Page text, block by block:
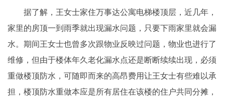
据了解，王女士家住万事达公寓电梯楼顶层，近几年，
家里的房顶一到雨季就出现漏水问题，只要下雨家里就会漏
水。期间王女士也曾多次跟物业反映过问题，物业也进行了
维修，但由于楼体年久老化漏水点还是断断续续出现，必须
重做楼顶防水，可随即而来的高昂费用让王女士有些难以承
担，楼顶防水重做本应是所有居住在该楼的住户共同分摊，